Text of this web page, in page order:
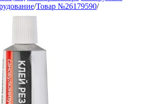
/Товар №26179590/